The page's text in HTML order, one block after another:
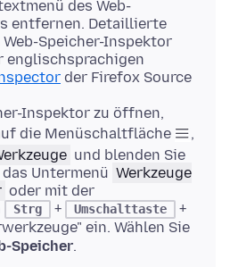
des Web-
entfernen. Detaillierte
Speicher-Inspektor
englischsprachigen
der Firefox Source
Inspektor zu öffnen,
die Menüschaltfläche
,
und blenden Sie
Untermenü Werkzeuge
oder mit der
Strg + Umschalttaste +
ein. Wählen Sie
Speicher.